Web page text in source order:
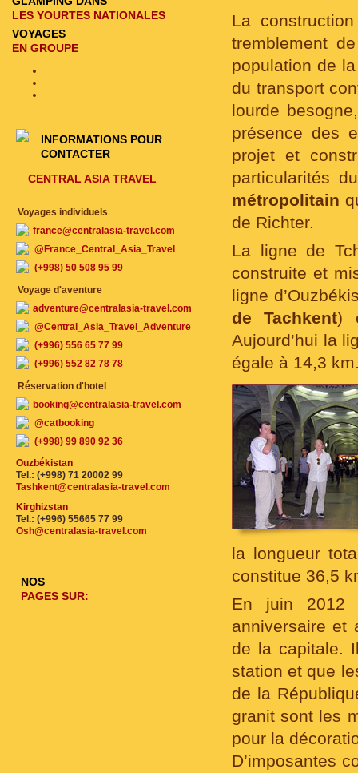
La
tremblement
population de
du transport
lourde
présence des
projet et
particularités
métropolitain
de Richter.
La ligne de
construite et
ligne
de Tachkent)
Aujourd’hui la
égale à 14,3
la longueur
constitue 36,5
En juin
anniversaire et
de la capitale.
station et que
de la
granit sont les
pour la
D’imposantes
LES YOURTES NATIONALES
VOYAGES
EN GROUPE
INFORMATIONS POUR
CONTACTER
CENTRAL ASIA TRAVEL
Voyages individuels
france@centralasia-travel.com
@France_Central_Asia_Travel
(+998) 50 508 95 99
Voyage d'aventure
adventure@centralasia-travel.com
@Central_Asia_Travel_Adventure
(+996) 556 65 77 99
(+996) 552 82 78 78
Réservation d'hotel
booking@centralasia-travel.com
@catbooking
(+998) 99 890 92 36
Ouzbékistan
Tel.: (+998) 71 20002 99
Tashkent@centralasia-travel.com
Kirghizstan
Tel.: (+996) 55665 77 99
Osh@centralasia-travel.com
NOS
PAGES SUR: